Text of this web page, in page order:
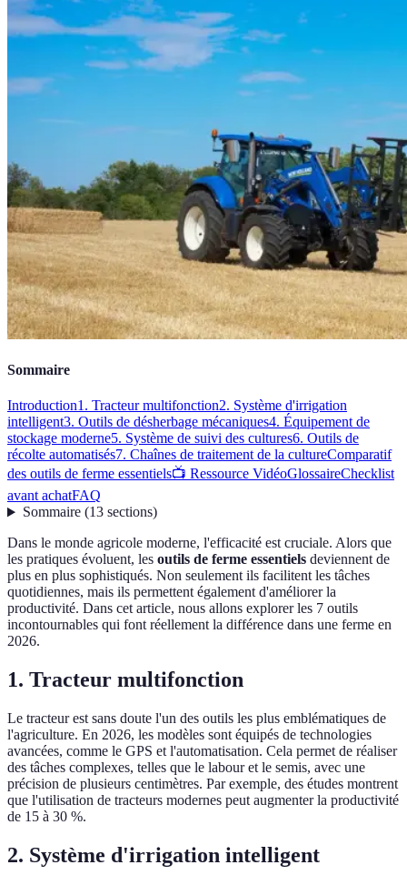
Sommaire
Introduction1. Tracteur multifonction2. Système d'irrigation
intelligent3. Outils de désherbage mécaniques4. Équipement de
stockage moderne5. Système de suivi des cultures6. Outils de
récolte automatisés7. Chaînes de traitement de la cultureComparatif
des outils de ferme essentiels📺 Ressource VidéoGlossaireChecklist
avant achatFAQ
Sommaire(13 sections)
Dans le monde agricole moderne, l'efficacité est cruciale. Alors que
les pratiques évoluent, les outils de ferme essentiels deviennent de
plus en plus sophistiqués. Non seulement ils facilitent les tâches
quotidiennes, mais ils permettent également d'améliorer la
productivité. Dans cet article, nous allons explorer les 7 outils
incontournables qui font réellement la différence dans une ferme en
2026.
1. Tracteur multifonction
Le tracteur est sans doute l'un des outils les plus emblématiques de
l'agriculture. En 2026, les modèles sont équipés de technologies
avancées, comme le GPS et l'automatisation. Cela permet de réaliser
des tâches complexes, telles que le labour et le semis, avec une
précision de plusieurs centimètres. Par exemple, des études montrent
que l'utilisation de tracteurs modernes peut augmenter la productivité
de 15 à 30 %.
2. Système d'irrigation intelligent